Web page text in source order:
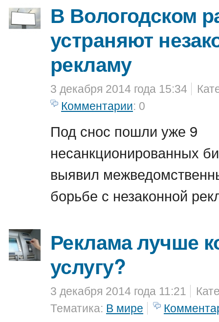
В Вологодском
устраняют
рекламу
3 декабря 2014 года 15:34
Комментарии: 0
Под снос пошли уже 9
несанкционированных
выявил
борьбе с незаконной
Реклама лучше
услугу?
3 декабря 2014 года 11:21
Тематика: В мире